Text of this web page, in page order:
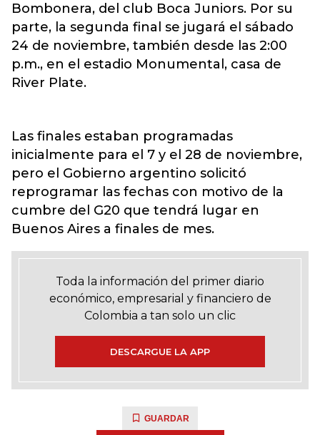
Bombonera, del club Boca Juniors. Por su
parte, la segunda final se jugará el sábado
24 de noviembre, también desde las 2:00
p.m., en el estadio Monumental, casa de
River Plate.
Las finales estaban programadas
inicialmente para el 7 y el 28 de noviembre,
pero el Gobierno argentino solicitó
reprogramar las fechas con motivo de la
cumbre del G20 que tendrá lugar en
Buenos Aires a finales de mes.
Toda la información del primer diario
económico, empresarial y financiero de
Colombia a tan solo un clic
DESCARGUE LA APP
GUARDAR